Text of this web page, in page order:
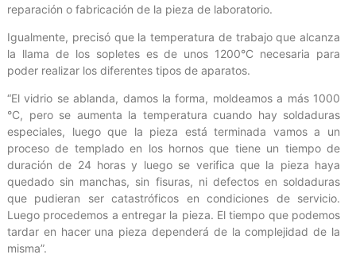
reparación o fabricación de la pieza de laboratorio.
Igualmente, precisó que la temperatura de trabajo que alcanza
la llama de los sopletes es de unos 1200°C necesaria para
poder realizar los diferentes tipos de aparatos.
“El vidrio se ablanda, damos la forma, moldeamos a más 1000
°C, pero se aumenta la temperatura cuando hay soldaduras
especiales, luego que la pieza está terminada vamos a un
proceso de templado en los hornos que tiene un tiempo de
duración de 24 horas y luego se verifica que la pieza haya
quedado sin manchas, sin fisuras, ni defectos en soldaduras
que pudieran ser catastróficos en condiciones de servicio.
Luego procedemos a entregar la pieza. El tiempo que podemos
tardar en hacer una pieza dependerá de la complejidad de la
misma”.